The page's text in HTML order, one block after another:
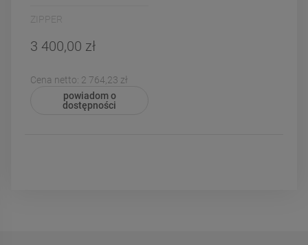
ZIPPER
3 400,00 zł
Cena netto: 2 764,23 zł
powiadom o
dostępności